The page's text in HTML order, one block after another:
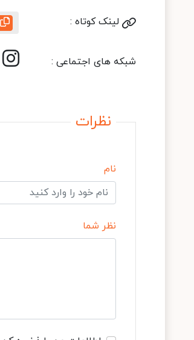
لینک کوتاه :
شبکه های اجتماعی :
نظرات
نام
نظر شما